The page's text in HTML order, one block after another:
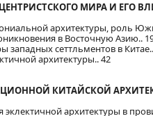
МИРА И ЕГО
архитектуры, роль
в Восточную Азию..
западных сеттльментов в
архитектуры.. 42
КИТАЙСКОЙ
архитектуры в